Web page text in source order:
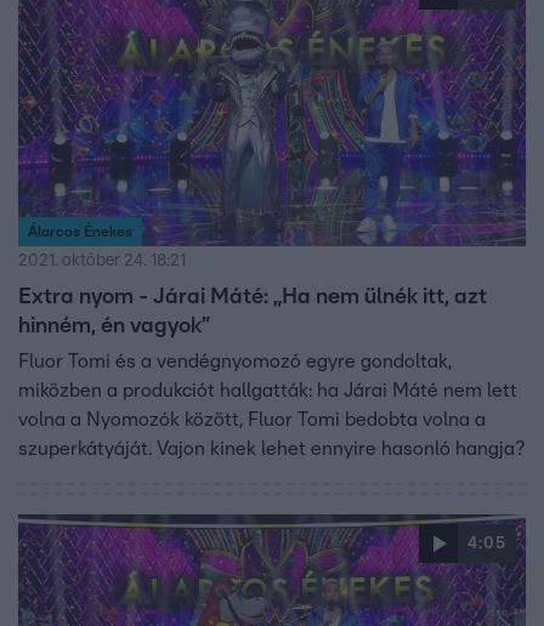
Álarcos Énekes
2021. október 24. 18:21
Extra nyom - Járai Máté: „Ha nem ülnék itt, azt
hinném, én vagyok”
Fluor Tomi és a vendégnyomozó egyre gondoltak,
miközben a produkciót hallgatták: ha Járai Máté nem lett
volna a Nyomozók között, Fluor Tomi bedobta volna a
szuperkátyáját. Vajon kinek lehet ennyire hasonló hangja?
4:05